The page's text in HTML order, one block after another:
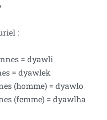
:
= dyawli
= dyawlek
(homme) = dyawlo
(femme) = dyawlha